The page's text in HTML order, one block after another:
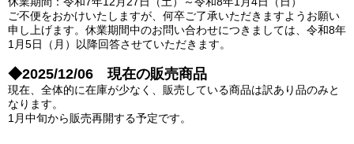
ご不便をおかけいたしますが、何卒ご了承いただきますようお願い
申し上げます。休業期間中のお問い合わせにつきましては、令和8年
1月5日（月）以降回答させていただきます。
◆2025/12/06 現在の販売商品
現在、全体的に在庫が少なく、販売している商品は訳あり品のみと
なります。
1月中旬から販売再開する予定です。